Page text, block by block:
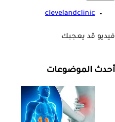
clevelandclinic
فيديو قد يعجبك
أحدث الموضوعات